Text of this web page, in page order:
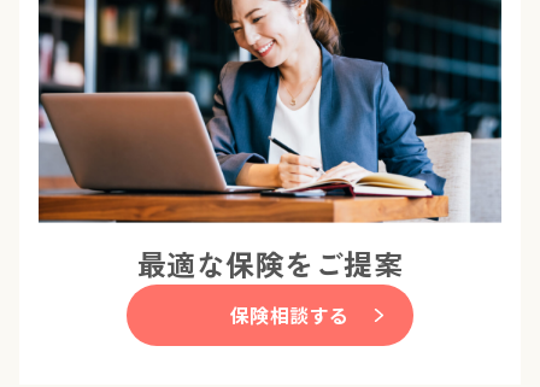
最適な保険をご提案
保険相談する